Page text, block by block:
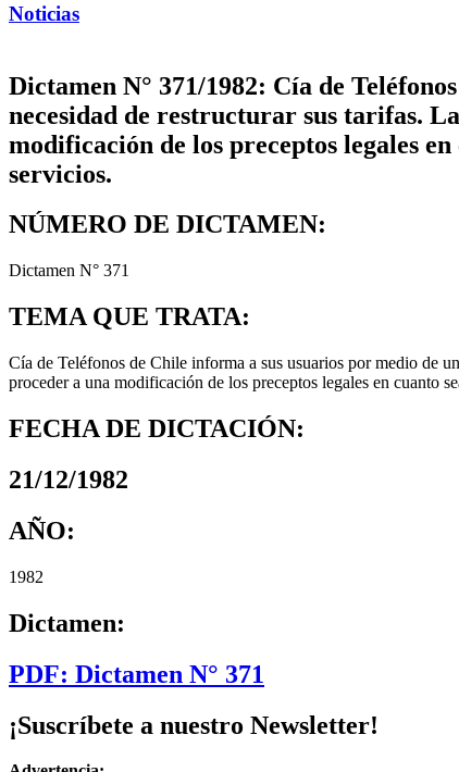
Noticias
Dictamen N° 371/1982: Cía de
necesidad de restructurar sus tarifas.
modificación de los preceptos legales
servicios.
NÚMERO DE DICTAMEN:
Dictamen N° 371
TEMA QUE TRATA:
Cía de Teléfonos de Chile informa a sus usuarios por medio de
proceder a una modificación de los preceptos legales en cuanto
FECHA DE DICTACIÓN:
21/12/1982
AÑO:
1982
Dictamen:
PDF: Dictamen N° 371
¡Suscríbete a nuestro Newsletter!